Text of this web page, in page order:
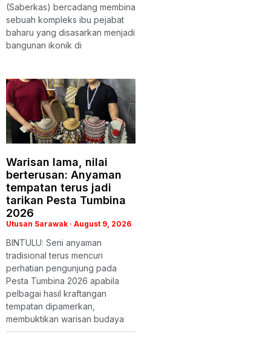
(Saberkas) bercadang membina
sebuah kompleks ibu pejabat
baharu yang disasarkan menjadi
bangunan ikonik di
Warisan lama, nilai
berterusan: Anyaman
tempatan terus jadi
tarikan Pesta Tumbina
2026
Utusan Sarawak August 9, 2026
BINTULU: Seni anyaman
tradisional terus mencuri
perhatian pengunjung pada
Pesta Tumbina 2026 apabila
pelbagai hasil kraftangan
tempatan dipamerkan,
membuktikan warisan budaya